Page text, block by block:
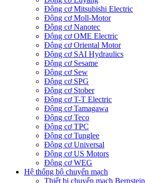
Động cơ Mitsubishi Electric
Động cơ Moll-Motor
Động cơ Nanotec
Động cơ OME Electric
Động cơ Oriental Motor
Động cơ SAI Hydraulics
Động cơ Sesame
Động cơ Sew
Động cơ SPG
Động cơ Stober
Động cơ T-T Electric
Động cơ Tamagawa
Động cơ Teco
Động cơ TPC
Động cơ Tunglee
Động cơ Universal
Động cơ US Motors
Động cơ WEG
Hệ thống bộ chuyển mạch
Thiết bị chuyển mạch Bernstein